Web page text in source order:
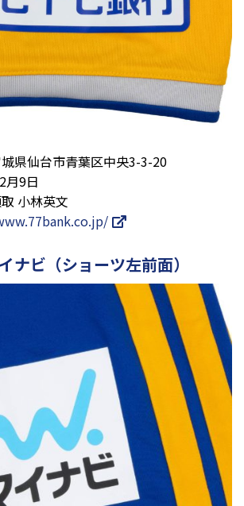
城県仙台市青葉区中央3-3-20
月9日
小林英文
ナビ（ショーツ左前面）